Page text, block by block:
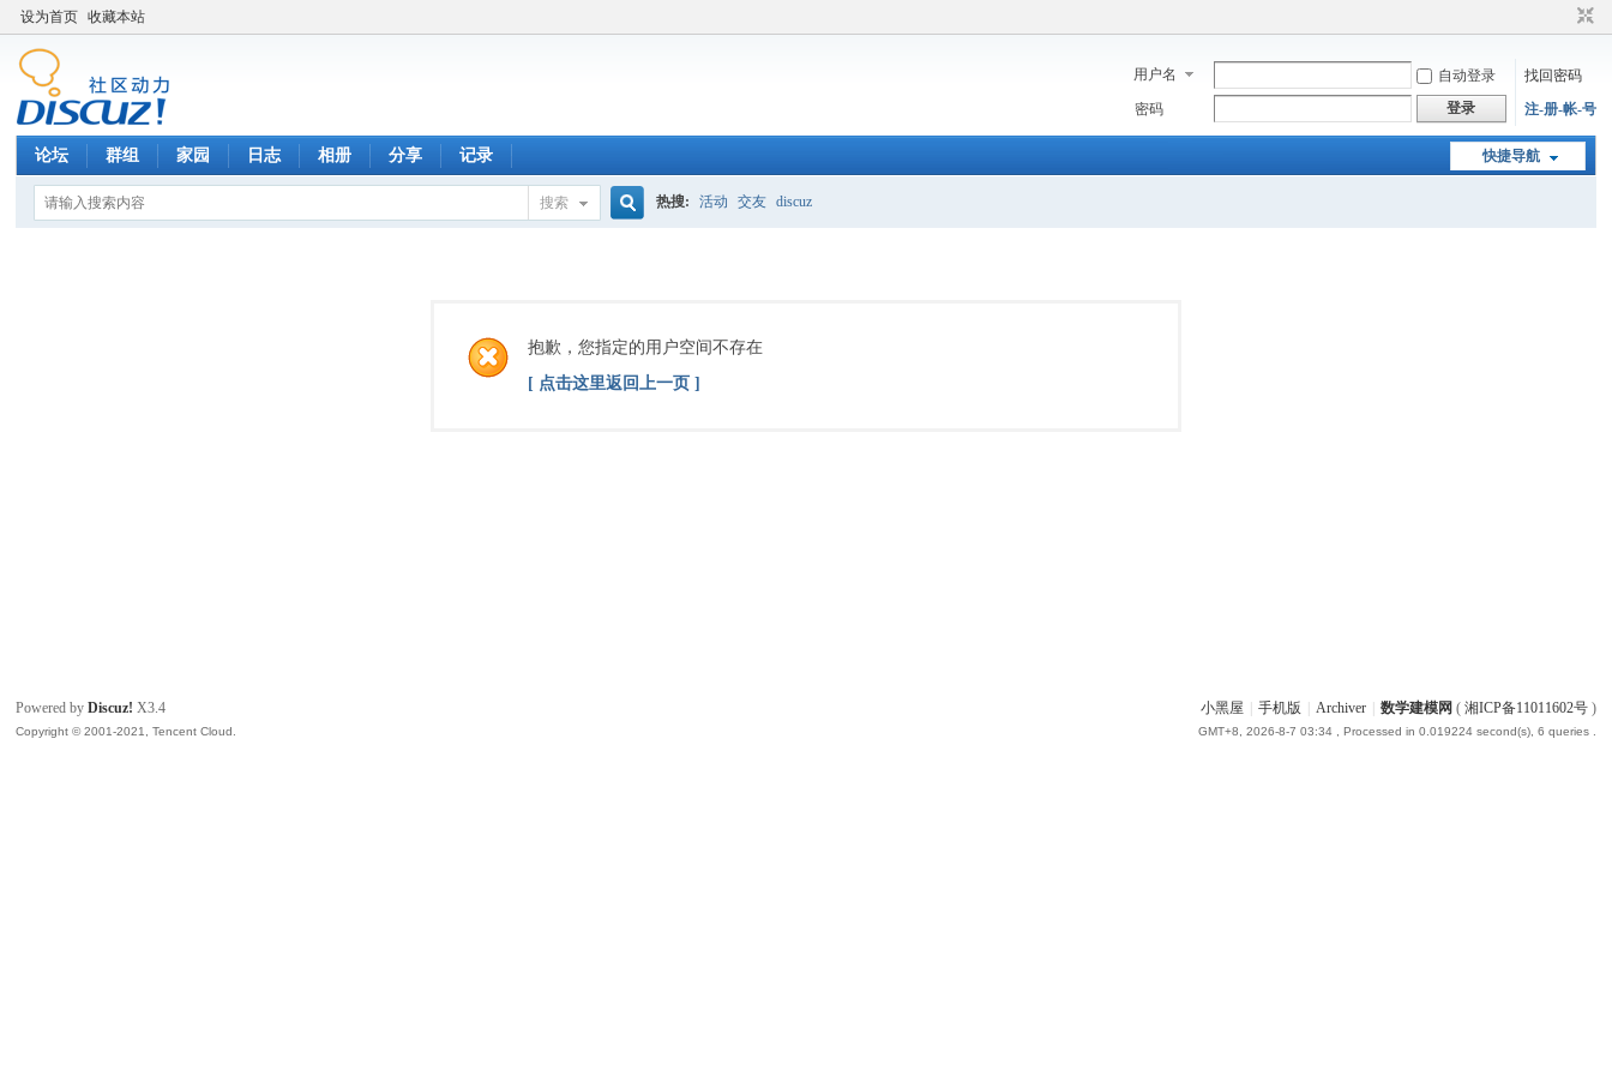
设为首页 收藏本站
用户名 自动登录
找回密码
密码
登录 注-册-帐-号
快捷导航
论坛 群组 家园 日志 相册 分享 记录
搜索
索
热搜: 活动 交友 discuz
抱歉，您指定的用户空间不存在
[ 点击这里返回上一页 ]
小黑屋 手机版 Archiver 数学建模网 ( 湘ICP备11011602号)
GMT+8, 2026-8-7 03:34, Processed in 0.019224 second(s), 6 queries .
Powered byDiscuz! X3.4
Copyright © 2001-2021, Tencent Cloud.